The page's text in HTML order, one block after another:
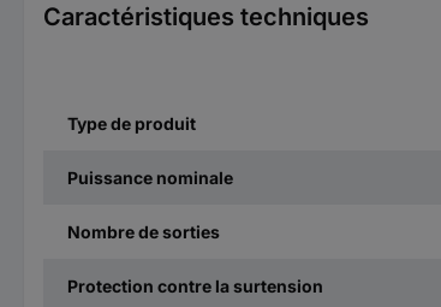
Caractéristiques techniques
Type de produit
Puissance nominale
Nombre de sorties
Protection contre la surtension